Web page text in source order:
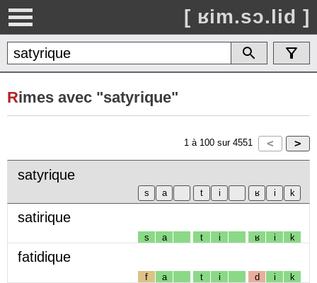
[ ʁim.sɔ.lid ]
Rimes avec "satyrique"
1 à 100 sur 4551
satyrique
satirique
s a t i ʁ i k
fatidique
f a t i d i k